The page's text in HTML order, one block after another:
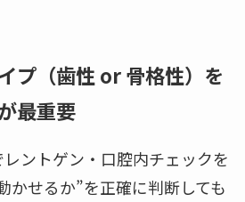
プ（歯性 or 骨格性）を
最重要
ントゲン・口腔内チェックを
かせるか”を正確に判断しても